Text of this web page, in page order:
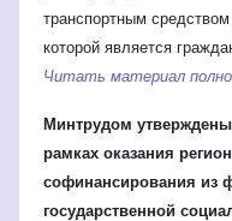
транспортным
которой является
Читать материал
Минтрудом
рамках оказания
софинансирования из
государственной